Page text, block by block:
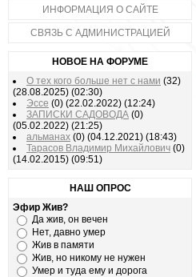
ИНФОРМАЦИЯ О САЙТЕ
СВЯЗЬ С АДМИНИСТРАЦИЕЙ
НОВОЕ НА ФОРУМЕ
О тех кого больше нет с нами (32)
(28.08.2025) (02:30)
Эссе (0) (22.02.2022) (12:24)
ЗАПИСКИ САДОВОДА (0)
(05.02.2022) (21:25)
альманах (0) (04.12.2021) (18:43)
Тарасов Владимир Михайлович (0)
(14.02.2015) (09:51)
НАШ ОПРОС
Эфир Жив?
Да жив, он вечен
Нет, давно умер
Жив в памяти
Жив, но никому не нужен
Умер и туда ему и дорога